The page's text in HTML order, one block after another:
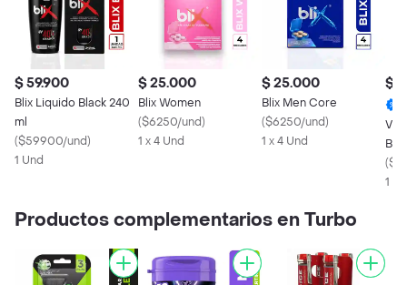
$ 59.900
Blix Liquido Black 240
ml
($59900/und)
1 Und
$ 25.000
Blix Women
($6250/und)
1 x 4 Und
$ 25.000
Blix Men Core
($6250/und)
1 x 4 Und
$
(
1 x
Productos complementarios en Turbo